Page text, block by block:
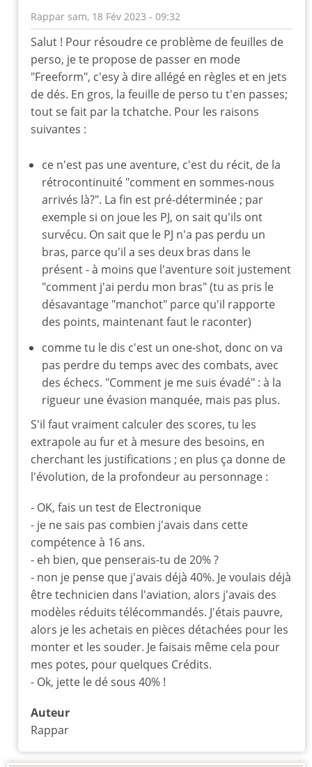
Rappar sam, 18 Fév 2023 - 09:32
En
réponse
à
J'aime
cette
approche
par
Salut ! Pour résoudre ce problème de feuilles de
perso, je te propose de passer en mode
"Freeform", c'esy à dire allégé en règles et en jets
de dés. En gros, la feuille de perso tu t'en passes;
tout se fait par la tchatche. Pour les raisons
suivantes :
ce n'est pas une aventure, c'est du récit, de la
rétrocontinuité "comment en sommes-nous
arrivés là?". La fin est pré-déterminée ; par
exemple si on joue les PJ, on sait qu'ils ont
survécu. On sait que le PJ n'a pas perdu un
bras, parce qu'il a ses deux bras dans le
présent - à moins que l'aventure soit justement
"comment j'ai perdu mon bras" (tu as pris le
désavantage "manchot" parce qu'il rapporte
des points, maintenant faut le raconter)
comme tu le dis c'est un one-shot, donc on va
pas perdre du temps avec des combats, avec
des échecs. "Comment je me suis évadé" : à la
rigueur une évasion manquée, mais pas plus.
S'il faut vraiment calculer des scores, tu les
extrapole au fur et à mesure des besoins, en
cherchant les justifications ; en plus ça donne de
l'évolution, de la profondeur au personnage :
- OK, fais un test de Electronique
- je ne sais pas combien j'avais dans cette
compétence à 16 ans.
- eh bien, que penserais-tu de 20% ?
- non je pense que j'avais déjà 40%. Je voulais déjà
être technicien dans l'aviation, alors j'avais des
modèles réduits télécommandés. J'étais pauvre,
alors je les achetais en pièces détachées pour les
monter et les souder. Je faisais même cela pour
mes potes, pour quelques Crédits.
- Ok, jette le dé sous 40% !
Auteur
Rappar